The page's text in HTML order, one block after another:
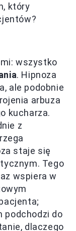
który
wszystko
. Hipnoza
ale podobnie
arbuza
kucharza.
z
staje się
Tego
wspiera w
podchodzi do
dlaczego